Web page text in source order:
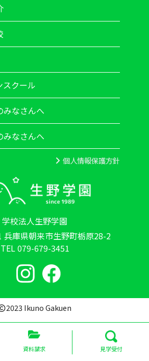
スクール
みなさんへ
みなさんへ
個人情報保護方針
学校法人生野学園
兵庫県朝来市生野町栃原28-2
TEL 079-679-3451
2023 Ikuno Gakuen
資料請求 見学受付